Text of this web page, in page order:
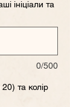
ініціали та
0/500
та колір